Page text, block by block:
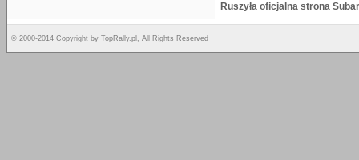
Ruszyła oficjalna strona
© 2000-2014 Copyright by TopRally.pl, All Rights Reserved